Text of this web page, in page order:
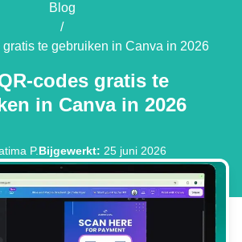
Blog
/
gratis te gebruiken in Canva in 2026
codes gratis te
in Canva in 2026
P.Bijgewerkt: 25 juni 2026